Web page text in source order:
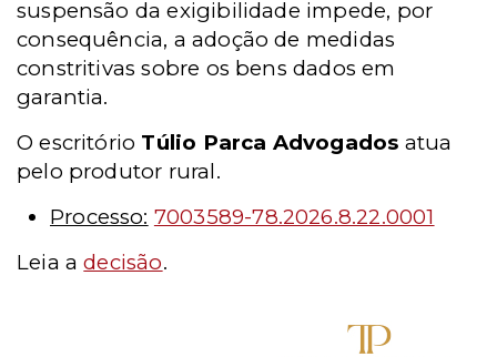
suspensão da exigibilidade impede, por
consequência, a adoção de medidas
constritivas sobre os bens dados em
garantia.
O escritório Túlio Parca Advogados atua
pelo produtor rural.
Processo: 7003589-78.2026.8.22.0001
Leia adecisão.